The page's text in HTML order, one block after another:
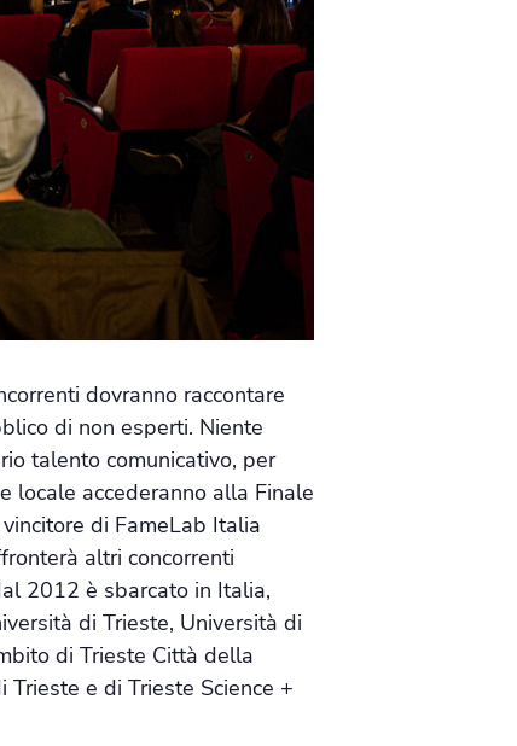
dovranno raccontare
di non esperti. Niente
talento comunicativo, per
locale accederanno alla Finale
di FameLab Italia
altri concorrenti
2012 è sbarcato in Italia,
di Trieste, Università di
di Trieste Città della
e di Trieste Science +